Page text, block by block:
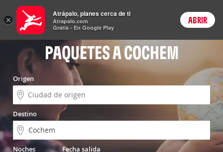
Vuelo+Hotel Login
PAQUETES A COCHEM
Origen
Destino
Noches Fecha salida
×
Atrápalo, planes cerca de ti
Atrapalo.com
Gratis - En Google Play
ABRIR